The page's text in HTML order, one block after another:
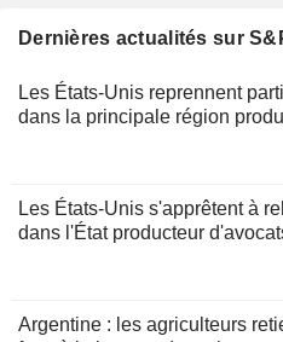
Dernières actualités sur
Les États-Unis reprennent
dans la principale région
Les États-Unis s'apprêtent à
dans l'État producteur
Argentine : les agriculteurs